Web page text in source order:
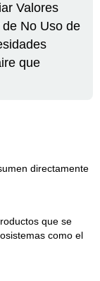
Valores
No Uso de
que
directamente
que se
como el